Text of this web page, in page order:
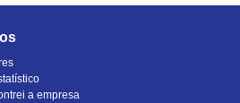
a empresa